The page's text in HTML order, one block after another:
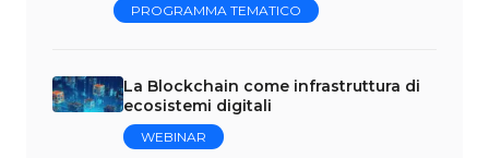
PROGRAMMA TEMATICO
La Blockchain come infrastruttura di
ecosistemi digitali
WEBINAR